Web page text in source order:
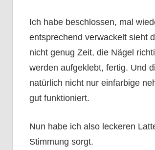
Ich habe beschlossen, mal
entsprechend verwackelt sieht
nicht genug Zeit, die Nägel
werden aufgeklebt, fertig. Und
natürlich nicht nur einfarbige
gut funktioniert.
Nun habe ich also leckeren
Stimmung sorgt.